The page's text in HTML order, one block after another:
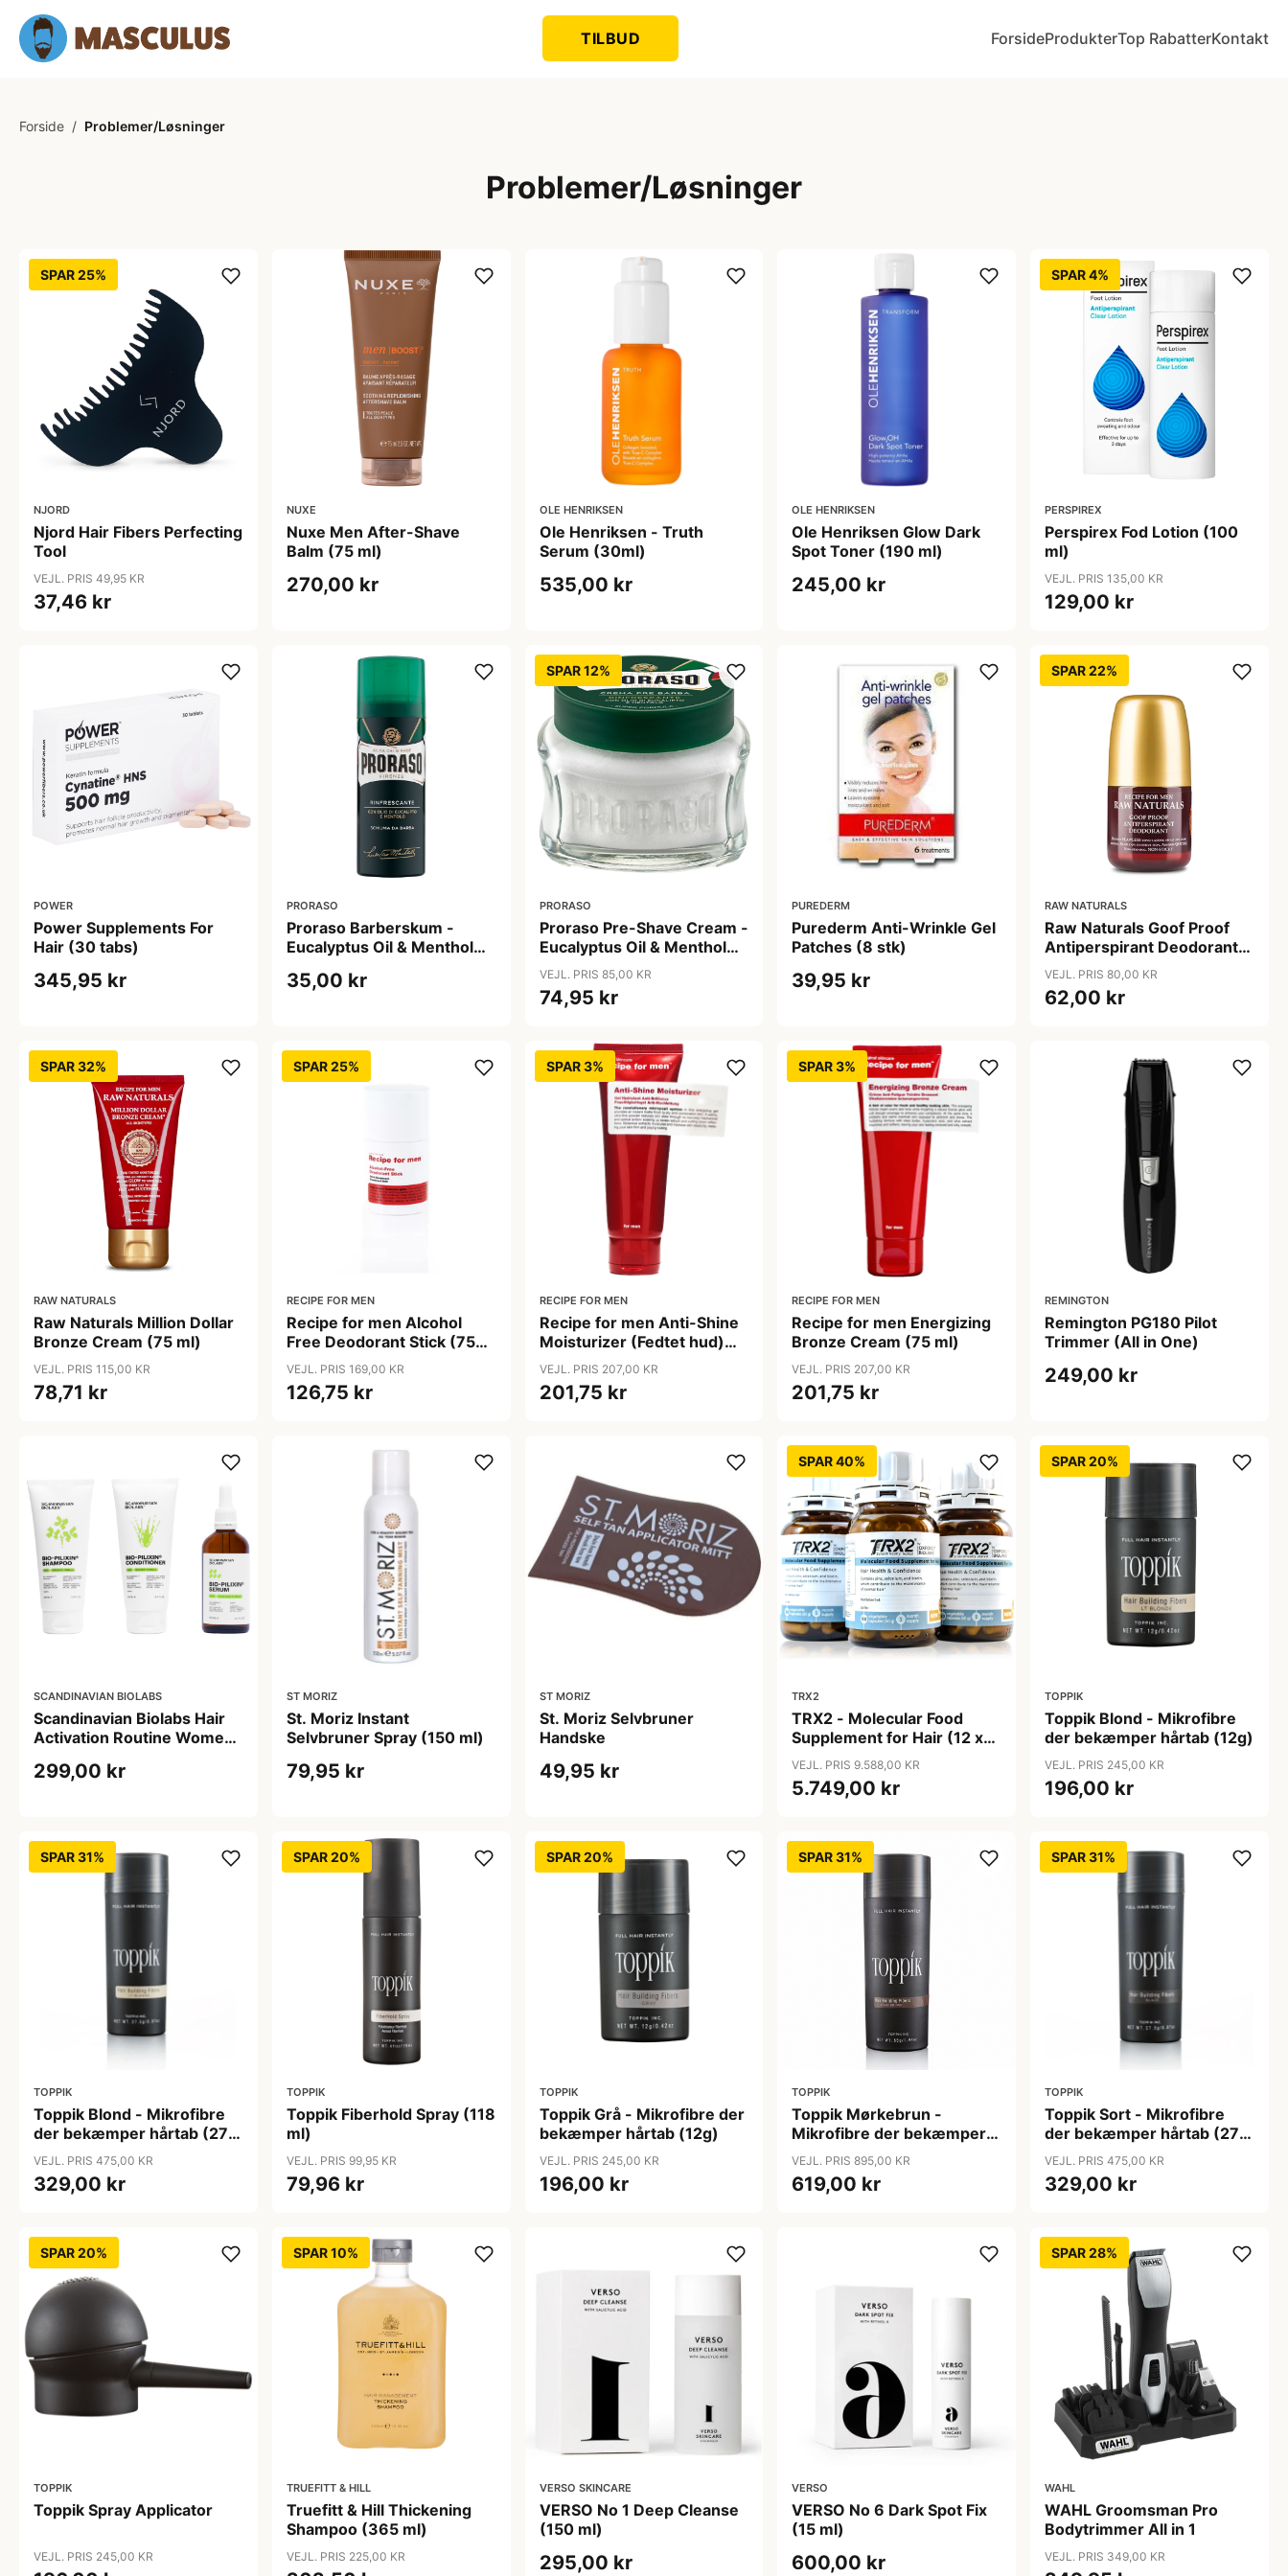
TILBUD ForsideProdukterTop RabatterKontakt
Forside / Problemer/Løsninger
Problemer/Løsninger
SPAR 25%
NJORD
Njord Hair Fibers Perfecting
Tool
VEJL. PRIS 49,95 KR
37,46 kr
NUXE
Nuxe Men After-Shave
Balm (75 ml)
270,00 kr
OLE HENRIKSEN
Ole Henriksen - Truth
Serum (30ml)
535,00 kr
OLE HENRIKSEN
Ole Henriksen Glow Dark
Spot Toner (190 ml)
245,00 kr
SPAR 4%
PERSPIREX
Perspirex Fod Lotion (100
ml)
VEJL. PRIS 135,00 KR
129,00 kr
POWER
Power Supplements For
Hair (30 tabs)
345,95 kr
PRORASO
Proraso Barberskum -
Eucalyptus Oil & Menthol
35,00 kr
SPAR 12%
PRORASO
Proraso Pre-Shave Cream -
Eucalyptus Oil & Menthol
(100 ml)
VEJL. PRIS 85,00 KR
74,95 kr
PUREDERM
Purederm Anti-Wrinkle Gel
Patches (8 stk)
39,95 kr
SPAR 22%
RAW NATURALS
Raw Naturals Goof Proof
Antiperspirant Deodorant
(60 ml)
VEJL. PRIS 80,00 KR
62,00 kr
SPAR 32%
RAW NATURALS
Raw Naturals Million Dollar
Bronze Cream (75 ml)
VEJL. PRIS 115,00 KR
78,71 kr
SPAR 25%
RECIPE FOR MEN
Recipe for men Alcohol
Free Deodorant Stick (75
ml)
VEJL. PRIS 169,00 KR
126,75 kr
SPAR 3%
RECIPE FOR MEN
Recipe for men Anti-Shine
Moisturizer (Fedtet hud)
(75 ml)
VEJL. PRIS 207,00 KR
201,75 kr
SPAR 3%
RECIPE FOR MEN
Recipe for men Energizing
Bronze Cream (75 ml)
VEJL. PRIS 207,00 KR
201,75 kr
REMINGTON
Remington PG180 Pilot
Trimmer (All in One)
249,00 kr
SCANDINAVIAN BIOLABS
Scandinavian Biolabs Hair
Activation Routine Women
299,00 kr
ST MORIZ
St. Moriz Instant
Selvbruner Spray (150 ml)
79,95 kr
ST MORIZ
St. Moriz Selvbruner
Handske
49,95 kr
SPAR 40%
TRX2
TRX2 - Molecular Food
Supplement for Hair (12 x
50 g)
VEJL. PRIS 9.588,00 KR
5.749,00 kr
SPAR 20%
TOPPIK
Toppik Blond - Mikrofibre
der bekæmper hårtab (12g)
VEJL. PRIS 245,00 KR
196,00 kr
SPAR 31%
TOPPIK
Toppik Blond - Mikrofibre
der bekæmper hårtab (27,5
g)
VEJL. PRIS 475,00 KR
329,00 kr
SPAR 20%
TOPPIK
Toppik Fiberhold Spray (118
ml)
VEJL. PRIS 99,95 KR
79,96 kr
SPAR 20%
TOPPIK
Toppik Grå - Mikrofibre der
bekæmper hårtab (12g)
VEJL. PRIS 245,00 KR
196,00 kr
SPAR 31%
TOPPIK
Toppik Mørkebrun -
Mikrofibre der bekæmper
hårtab (55 g)
VEJL. PRIS 895,00 KR
619,00 kr
SPAR 31%
TOPPIK
Toppik Sort - Mikrofibre
der bekæmper hårtab (27,5
g)
VEJL. PRIS 475,00 KR
329,00 kr
SPAR 20%
TOPPIK
Toppik Spray Applicator
VEJL. PRIS 245,00 KR
SPAR 10%
TRUEFITT & HILL
Truefitt & Hill Thickening
Shampoo (365 ml)
VEJL. PRIS 225,00 KR
VERSO SKINCARE
VERSO No 1 Deep Cleanse
(150 ml)
295,00 kr
VERSO
VERSO No 6 Dark Spot Fix
(15 ml)
600,00 kr
SPAR 28%
WAHL
WAHL Groomsman Pro
Bodytrimmer All in 1
VEJL. PRIS 349,00 KR